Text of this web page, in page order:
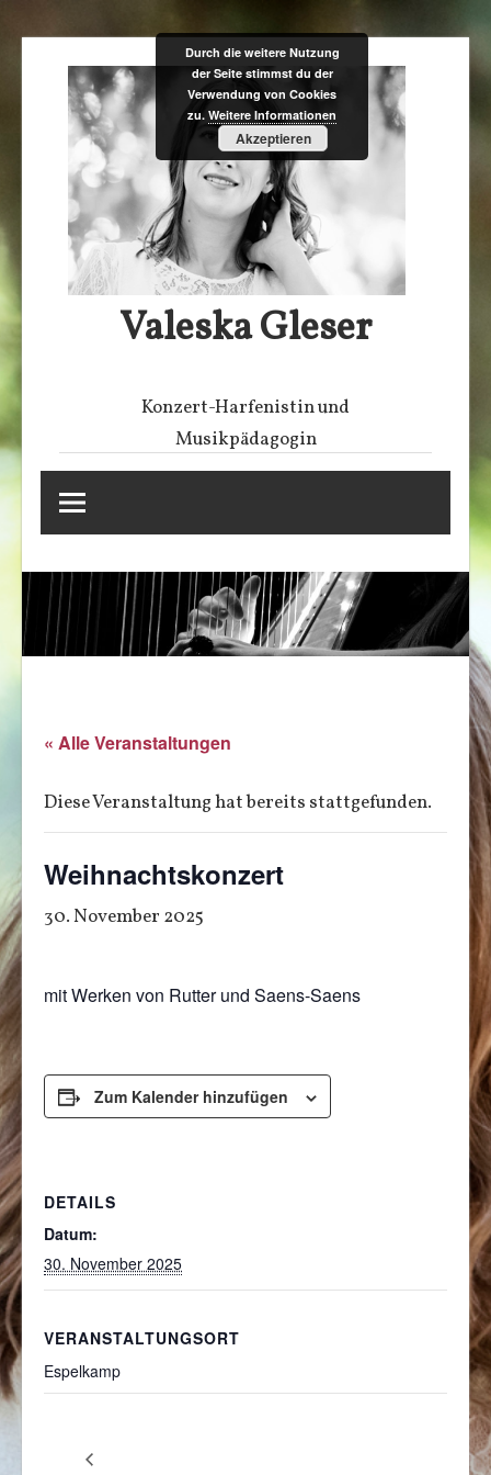
Inhalt
springen
Valeska Gleser
Konzert-Harfenistin und
Musikpädagogin
« Alle Veranstaltungen
Diese Veranstaltung hat bereits stattgefunden.
Weihnachtskonzert
30. November 2025
mit Werken von Rutter und Saens-Saens
Zum Kalender hinzufügen
DETAILS
Datum:
30. November 2025
VERANSTALTUNGSORT
Espelkamp
Durch die weitere Nutzung
der Seite stimmst du der
Verwendung von Cookies
zu. Weitere Informationen
Akzeptieren